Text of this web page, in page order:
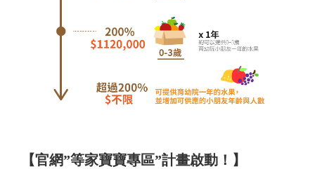
【官網”等家寶寶專區”計畫啟動！】